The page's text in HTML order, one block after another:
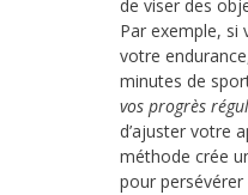
de viser des
Par exemple, si
votre
minutes de
vos progrès
d’ajuster votre
méthode crée
pour